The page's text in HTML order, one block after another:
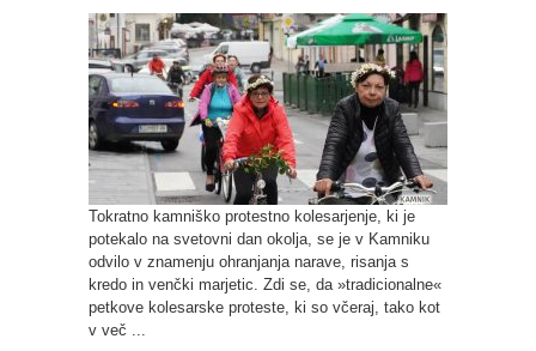
Tokratno kamniško protestno kolesarjenje, ki je
potekalo na svetovni dan okolja, se je v Kamniku
odvilo v znamenju ohranjanja narave, risanja s
kredo in venčki marjetic. Zdi se, da »tradicionalne«
petkove kolesarske proteste, ki so včeraj, tako kot
v več ...